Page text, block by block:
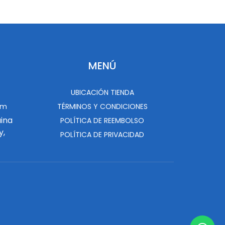
MENÚ
UBICACIÓN TIENDA
TÉRMINOS Y CONDICIONES
POLÍTICA DE REEMBOLSO
POLÍTICA DE PRIVACIDAD